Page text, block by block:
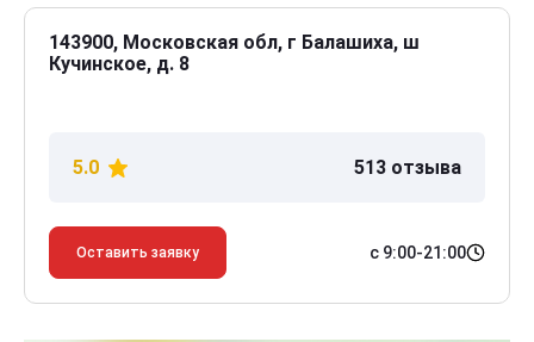
143900, Московская обл, г Балашиха, ш
Кучинское, д. 8
5.0 513 отзыва
Оставить заявку с 9:00-21:00